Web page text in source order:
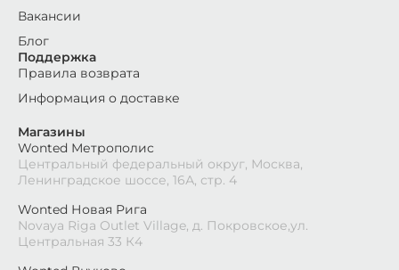
Магазины
Wonted Метрополис
Центральный федеральный округ, Москва,
Ленинградское шоссе, 16А, стр. 4
Wonted Новая Рига
Novaya Riga Outlet Village, д. Покровское,ул.
Центральная 33 К4
Вакансии
Блог
Поддержка
Правила возврата
Информация о доставке